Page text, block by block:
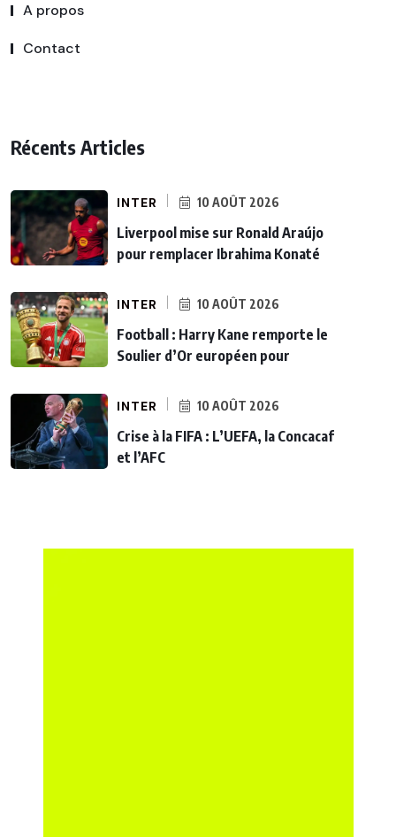
A propos
Contact
Récents Articles
INTER 10 AOÛT 2026
Liverpool mise sur Ronald Araújo
pour remplacer Ibrahima Konaté
INTER 10 AOÛT 2026
Football : Harry Kane remporte le
Soulier d’Or européen pour
INTER 10 AOÛT 2026
Crise à la FIFA : L’UEFA, la Concacaf
et l’AFC